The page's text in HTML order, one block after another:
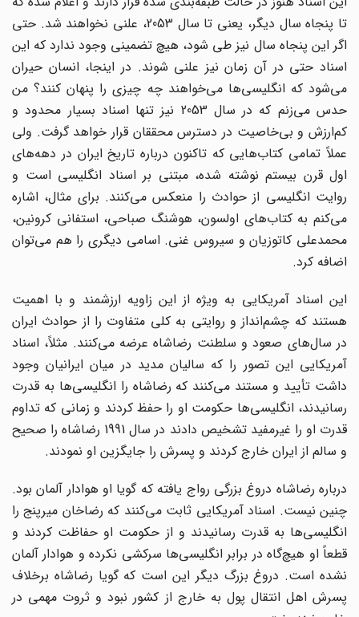
تا پنجاه سال دیگر، یعنی تا سال 2053، علنی نخواهند شد. حتی
اگر این پنجاه سال نیز طی شود، هیچ تضمینی وجود ندارد که این
اسناد حتی در آن زمان نیز علنی شوند. در اینجا، انسان حیران
می‌شود که انگلیسی‌ها می‌خواهند چه چیزی را پنهان کنند؟ من
حدس می‌زنم که در سال 2053 نیز تنها اسناد بسیار محدود و
کم‌ارزش و بی‌خاصیت در دسترس محققان قرار خواهد گرفت. ولی
عملاً تمامی کتاب‌هایی که تاکنون درباره تاریخ ایران در دهه‌های
اول قرن بیستم نوشته شده، مبتنی بر اسناد انگلیسی است و
روایت انگلیسی از حوادث را منعکس می‌کنند. برای مثال، اشاره
می‌کنم به کتاب‌های اولسون، هوشنگ صباحی، استفانی کرونین،
محمدعلی کاتوزیان و سیروس غنی. اسامی دیگری را هم می‌توان
اضافه کرد.
این اسناد آمریکایی به ویژه از این زاویه ارزشمند و با اهمیت
هستند که چشم‌انداز و روایتی به کلی متفاوت را از حوادث ایران
در سال‌های صعود و سلطنت رضاشاه عرضه می‌کنند. مثلاً، اسناد
آمریکایی این تصور را که سالیان مدید در میان ایرانیان وجود
داشت تأیید و مستند می‌کنند که رضاشاه را انگلیسی‌ها به قدرت
رسانیدند، انگلیسی‌ها حکومت او را حفظ کردند و زمانی که تداوم
قدرت او را غیرمفید تشخیص دادند در سال 1991 رضاشاه را صحیح
و سالم از ایران خارج کردند و پسرش را جایگزین او نمودند.
درباره رضاشاه دروغ بزرگی رواج یافته که گویا او هوادار آلمان بود.
چنین نیست. اسناد آمریکایی ثابت می‌کنند که رضاخان میرپنج را
انگلیسی‌ها به قدرت رسانیدند و از حکومت او حفاظت کردند و
قطعاً او هیچ‌گاه در برابر انگلیسی‌ها سرکشی نکرده و هوادار آلمان
نشده است. دروغ بزرگ دیگر این است که گویا رضاشاه برخلاف
پسرش اهل انتقال پول به خارج از کشور نبود و ثروت مهمی در